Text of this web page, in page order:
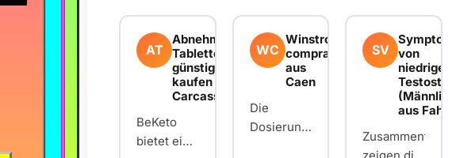
AT
Abnehmen
Tabletten
günstig
kaufen aus
Carcassonne
BeKeto
bietet eine
WC
Winstrol
comprar
aus
Caen
Die
Dosierung
SV
Symptome
von
niedrigem
(Männlich)
aus Fahy
zeigen die